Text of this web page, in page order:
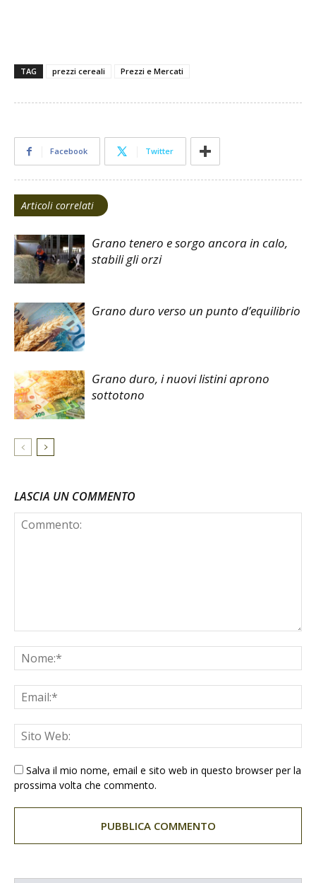
TAG prezzi cereali Prezzi e Mercati
Facebook Twitter
Articoli correlati
Grano tenero e sorgo ancora in calo,
stabili gli orzi
Grano duro verso un punto d’equilibrio
Grano duro, i nuovi listini aprono
sottotono
LASCIA UN COMMENTO
Salva il mio nome, email e sito web in questo browser per la
prossima volta che commento.